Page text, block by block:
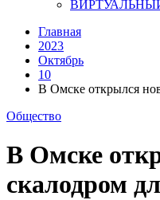
Главная
2023
Октябрь
10
В Омске открылся
Общество
В Омске
скалодром